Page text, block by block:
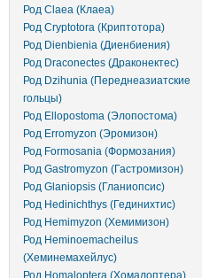
Род Claea (Клаеа)
Род Cryptotora (Криптотора)
Род Dienbienia (Диенбиения)
Род Draconectes (Драконектес)
Род Dzihunia (Переднеазиатские
гольцы)
Род Ellopostoma (Элопостома)
Род Erromyzon (Эромизон)
Род Formosania (Формозания)
Род Gastromyzon (Гастромизон)
Род Glaniopsis (Гланиопсис)
Род Hedinichthys (Гединихтис)
Род Hemimyzon (Хемимизон)
Род Heminoemacheilus
(Хеминемахейлус)
Род Homaloptera (Хомалоптера)